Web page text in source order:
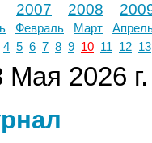
2007 2008
Февраль Март
4 5 6 7 8 9 10 11 12 13
Мая 2026 г.